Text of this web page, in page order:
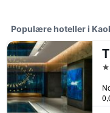
Populære hoteller i
5